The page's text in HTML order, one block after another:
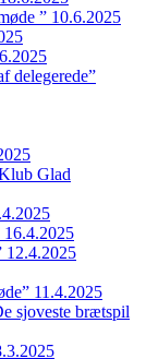
” 10.6.2025
delegerede”
Glad
16.4.2025
12.4.2025
11.4.2025
sjoveste brætspil